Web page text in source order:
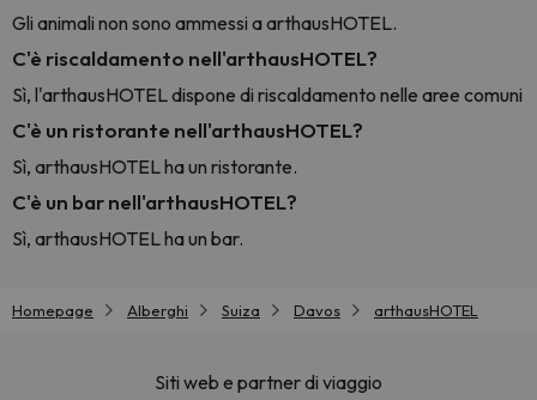
Gli animali non sono ammessi a arthausHOTEL.
C'è riscaldamento nell'arthausHOTEL?
Sì, l'arthausHOTEL dispone di riscaldamento nelle aree comuni
C'è un ristorante nell'arthausHOTEL?
Sì, arthausHOTEL ha un ristorante.
C'è un bar nell'arthausHOTEL?
Sì, arthausHOTEL ha un bar.
Homepage Alberghi Suiza Davos arthausHOTEL
Siti web e partner di viaggio